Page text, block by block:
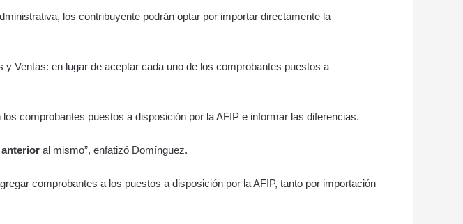
los contribuyente podrán optar por importar directamente la
Ventas: en lugar de aceptar cada uno de los comprobantes puestos a
comprobantes puestos a disposición por la AFIP e informar las diferencias.
al mismo”, enfatizó Domínguez.
comprobantes a los puestos a disposición por la AFIP, tanto por importación